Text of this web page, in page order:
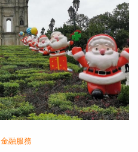
金融服務